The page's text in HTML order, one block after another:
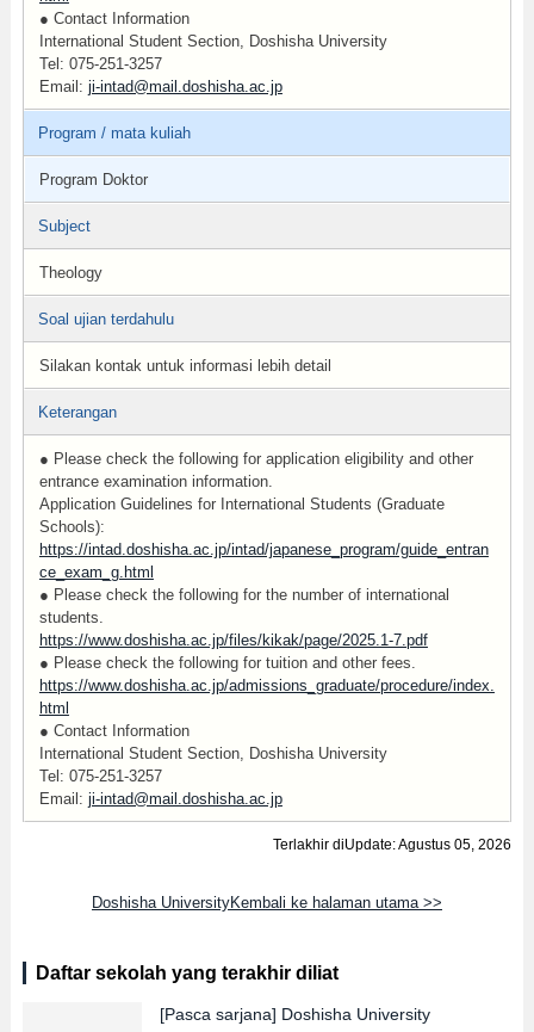
● Contact Information
International Student Section, Doshisha University
Tel: 075-251-3257
Email: ji-intad@mail.doshisha.ac.jp
Program / mata kuliah
Program Doktor
Subject
Theology
Soal ujian terdahulu
Silakan kontak untuk informasi lebih detail
Keterangan
● Please check the following for application eligibility and other
entrance examination information.
Application Guidelines for International Students (Graduate
Schools):
https://intad.doshisha.ac.jp/intad/japanese_program/guide_entran
ce_exam_g.html
● Please check the following for the number of international
students.
https://www.doshisha.ac.jp/files/kikak/page/2025.1-7.pdf
● Please check the following for tuition and other fees.
https://www.doshisha.ac.jp/admissions_graduate/procedure/index.
html
● Contact Information
International Student Section, Doshisha University
Tel: 075-251-3257
Email: ji-intad@mail.doshisha.ac.jp
Terlakhir diUpdate: Agustus 05, 2026
Doshisha UniversityKembali ke halaman utama >>
Daftar sekolah yang terakhir diliat
[Pasca sarjana] Doshisha University